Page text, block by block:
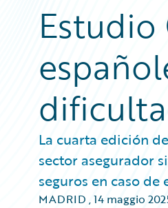
Estudio
La cuarta edición
sector asegurador
seguros en caso
MADRID ,14 maggio